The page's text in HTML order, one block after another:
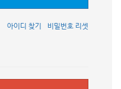
비밀번호 리셋
아이디 찾기